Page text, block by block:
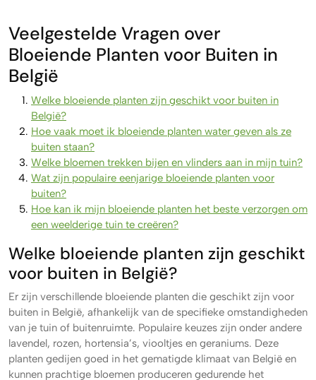
Veelgestelde Vragen over
Bloeiende Planten voor Buiten in
België
Welke bloeiende planten zijn geschikt voor buiten in
België?
Hoe vaak moet ik bloeiende planten water geven als ze
buiten staan?
Welke bloemen trekken bijen en vlinders aan in mijn tuin?
Wat zijn populaire eenjarige bloeiende planten voor
buiten?
Hoe kan ik mijn bloeiende planten het beste verzorgen om
een weelderige tuin te creëren?
Welke bloeiende planten zijn geschikt
voor buiten in België?
Er zijn verschillende bloeiende planten die geschikt zijn voor
buiten in België, afhankelijk van de specifieke omstandigheden
van je tuin of buitenruimte. Populaire keuzes zijn onder andere
lavendel, rozen, hortensia’s, viooltjes en geraniums. Deze
planten gedijen goed in het gematigde klimaat van België en
kunnen prachtige bloemen produceren gedurende het